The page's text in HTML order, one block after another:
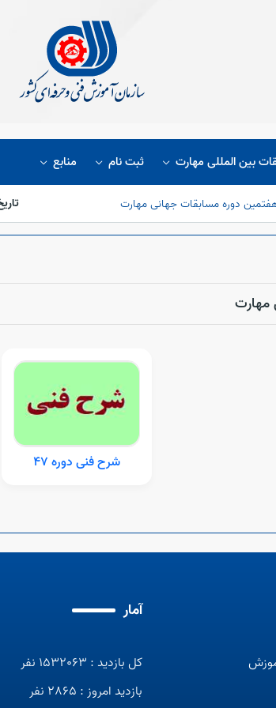
بین المللی مهارت ثبت نام منابع
دوره مسابقات جهانی مهارت
مهارت
شرح فنی دوره 47
آمار
کل بازدید : 1532063 نفر
بازدید امروز : 2865 نفر